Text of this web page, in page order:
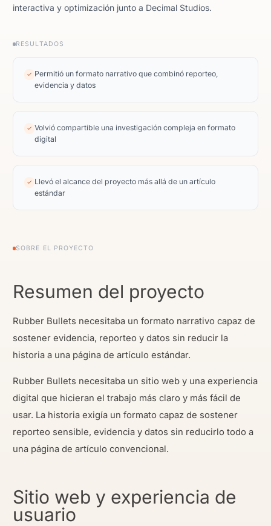
interactiva y optimización junto a Decimal Studios.
RESULTADOS
✓ Permitió un formato narrativo que combinó reporteo,
evidencia y datos
✓ Volvió compartible una investigación compleja en formato
digital
✓ Llevó el alcance del proyecto más allá de un artículo
estándar
SOBRE EL PROYECTO
Resumen del proyecto
Rubber Bullets necesitaba un formato narrativo capaz de
sostener evidencia, reporteo y datos sin reducir la
historia a una página de artículo estándar.
Rubber Bullets necesitaba un sitio web y una experiencia
digital que hicieran el trabajo más claro y más fácil de
usar. La historia exigía un formato capaz de sostener
reporteo sensible, evidencia y datos sin reducirlo todo a
una página de artículo convencional.
Sitio web y experiencia de
usuario